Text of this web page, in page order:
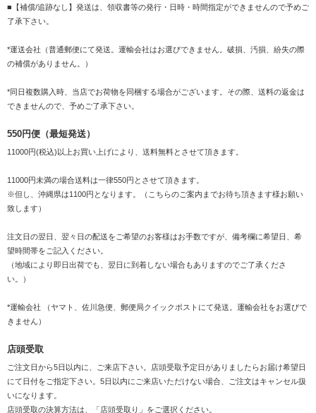
■【補償/追跡なし】発送は、領収書等の発行・日時・時間指定ができませんので予めご
了承下さい。
*運送会社（普通郵便にて発送。運輸会社はお選びできません。破損、汚損、紛失の際
の補償がありません。）
*同日複数購入時、当店でお荷物を同梱する場合がございます。その際、送料の返金は
できませんので、予めご了承下さい。
550円便（最短発送）
11000円(税込)以上お買い上げにより、送料無料とさせて頂きます。
11000円未満の場合送料は一律550円とさせて頂きます。
※但し、沖縄県は1100円となります。（こちらのご案内までお待ち頂きます様お願い
致します）
注文日の翌日、翌々日の配送をご希望のお客様はお手数ですが、備考欄に希望日、希
望時間帯をご記入ください。
（地域により即日出荷でも、翌日に到着しない場合もありますのでご了承くださ
い。）
*運輸会社 （ヤマト、佐川急便、郵便局クイックポストにて発送。運輸会社をお選びで
きません）
店頭受取
ご注文日から5日以内に、ご来店下さい。店頭受取予定日がありましたらお届け希望日
にて日付をご指定下さい。5日以内にご来店いただけない場合、ご注文はキャンセル扱
いになります。
店頭受取の決算方法は、「店頭受取り」をご選択ください。